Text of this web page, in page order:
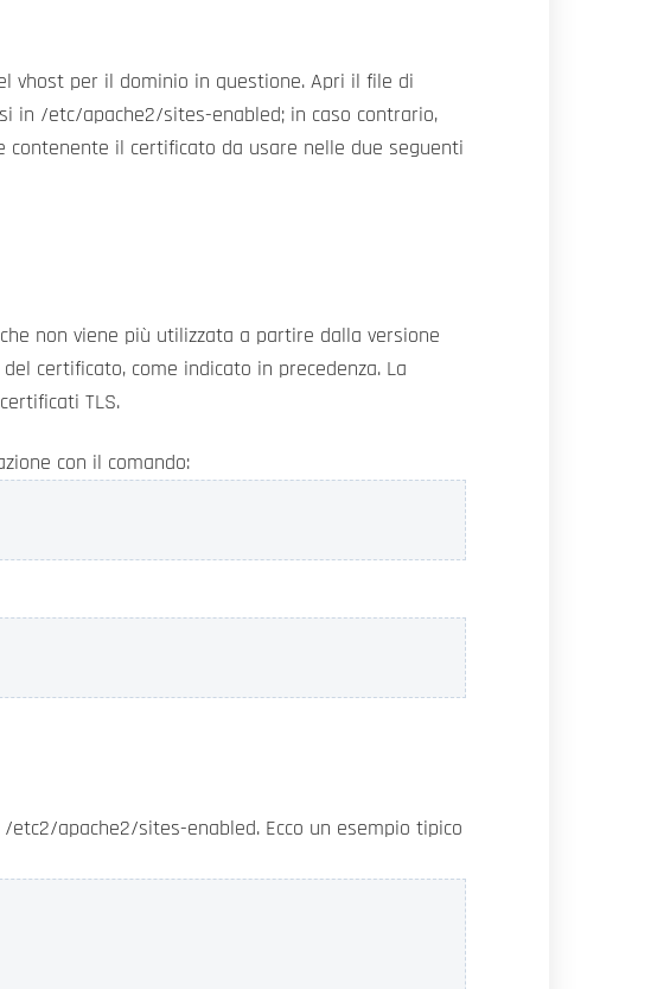
vhost per il dominio in questione. Apri il file di
in /etc/apache2/sites-enabled; in caso contrario,
contenente il certificato da usare nelle due seguenti
non viene più utilizzata a partire dalla versione
certificato, come indicato in precedenza. La
TLS.
con il comando:
apache2/sites-enabled. Ecco un esempio tipico